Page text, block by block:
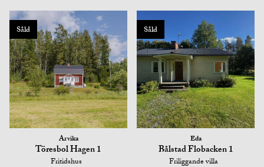
Såld
Arvika
Töresbol Hagen 1
Fritidshus
Såld
Eda
Bålstad Flobacken 1
Friliggande villa